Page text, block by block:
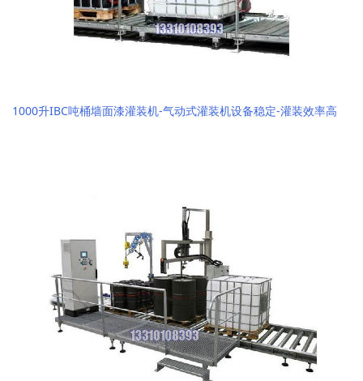
1000升IBC吨桶墙面漆灌装机-气动式灌装机设备稳定-灌装效率高